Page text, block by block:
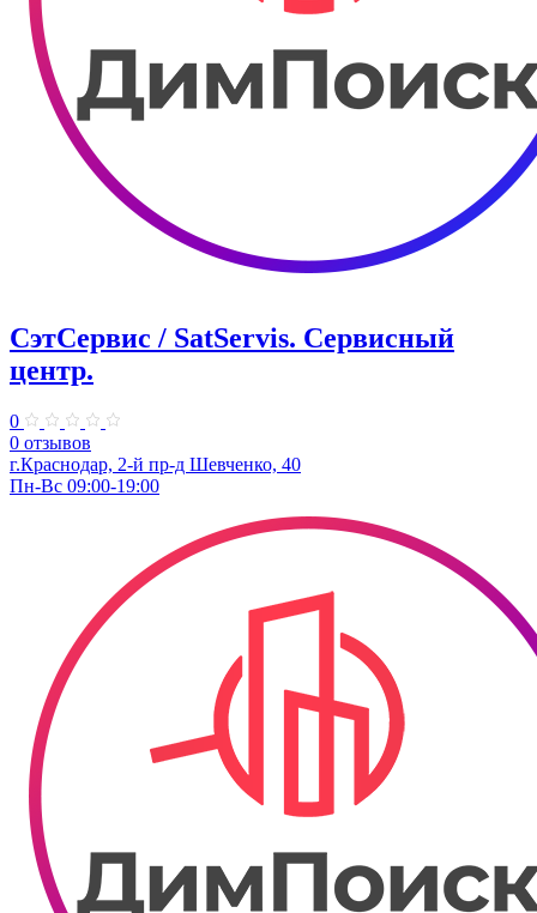
СэтСервис / SatServis. Сервисный
центр.
0
0 отзывов
г.Краснодар, 2-й пр-д Шевченко, 40
Пн-Вс 09:00-19:00